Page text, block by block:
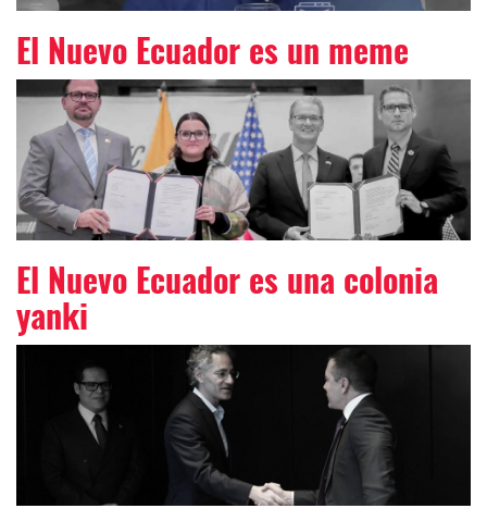
El Nuevo Ecuador es un meme
El Nuevo Ecuador es una colonia
yanki